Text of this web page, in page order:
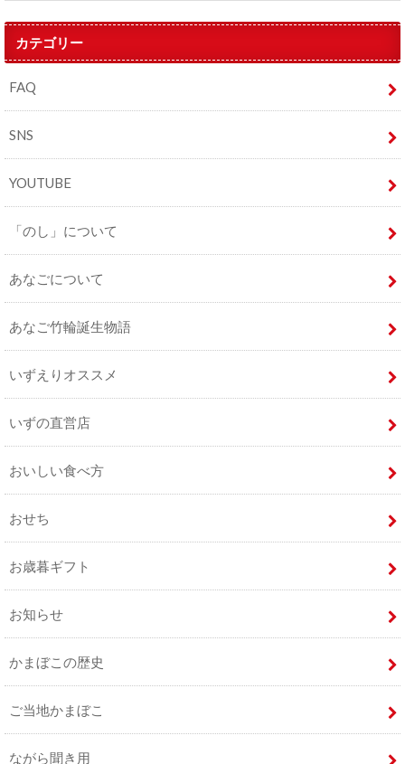
カテゴリー
FAQ
SNS
YOUTUBE
「のし」について
あなごについて
あなご竹輪誕生物語
いずえりオススメ
いずの直営店
おいしい食べ方
おせち
お歳暮ギフト
お知らせ
かまぼこの歴史
ご当地かまぼこ
ながら聞き用